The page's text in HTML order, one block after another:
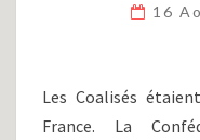
16
Les Coalisés
France. La